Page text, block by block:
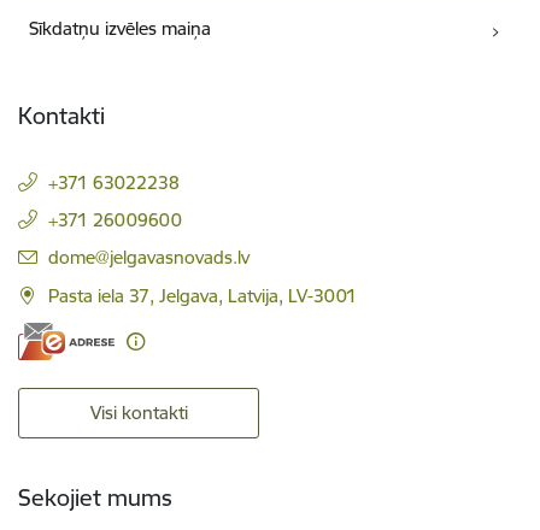
Sīkdatņu izvēles maiņa
Kontakti
+371 63022238
+371 26009600
E-pasts:
dome@jelgavasnovads.lv
Pasta iela 37, Jelgava, Latvija, LV-3001
Visi kontakti
Sekojiet mums